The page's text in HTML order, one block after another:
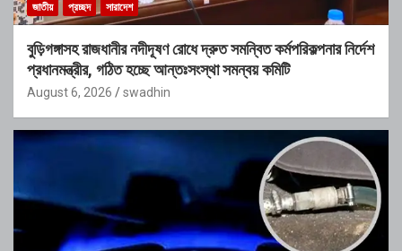
জাতীয় প্রচ্ছদ সারাদেশ
বুড়িগঙ্গাসহ রাজধানীর নদীদূষণ রোধে দ্রুত সমন্বিত কর্মপরিকল্পনার নির্দেশ
প্রধানমন্ত্রীর, গঠিত হচ্ছে আন্তঃসংস্থা সমন্বয় কমিটি
August 6, 2026 swadhin